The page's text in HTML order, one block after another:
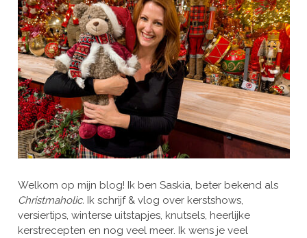
Welkom op mijn blog! Ik ben Saskia, beter bekend als
Christmaholic. Ik schrijf & vlog over kerstshows,
versiertips, winterse uitstapjes, knutsels, heerlijke
kerstrecepten en nog veel meer. Ik wens je veel